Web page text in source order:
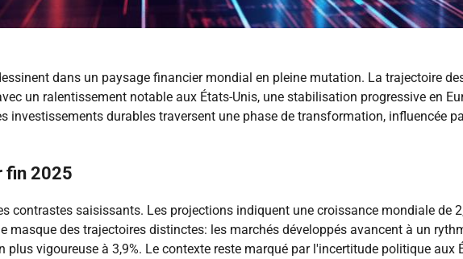
dans un paysage financier mondial en pleine mutation. La trajectoire
un ralentissement notable aux États-Unis, une stabilisation progressive en
investissements durables traversent une phase de transformation, influencée
fin 2025
contrastes saisissants. Les projections indiquent une croissance mondiale de
masque des trajectoires distinctes: les marchés développés avancent à un
vigoureuse à 3,9%. Le contexte reste marqué par l'incertitude politique aux